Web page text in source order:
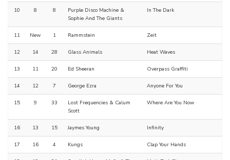
10 8 8
Purple Disco Machine &
Sophie And The Giants
In The Dark
11 New 1 Rammstein Zeit
12 14 28 Glass Animals Heat Waves
13 11 20 Ed Sheeran Overpass Graffiti
14 12 7 George Ezra Anyone For You
15 9 33
Lost Frequencies & Calum
Scott
Where Are You Now
16 13 15 Jaymes Young Infinity
17 16 4 Kungs Clap Your Hands